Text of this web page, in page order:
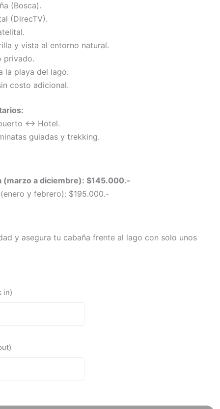
(Bosca).
(DirecTV).
y vista al entorno natural.
privado.
la playa del lago.
costo adicional.
↔ Hotel.
guiadas y trekking.
(marzo a diciembre): $145.000.-
y febrero): $195.000.-
y asegura tu cabaña frente al lago con solo unos
in)